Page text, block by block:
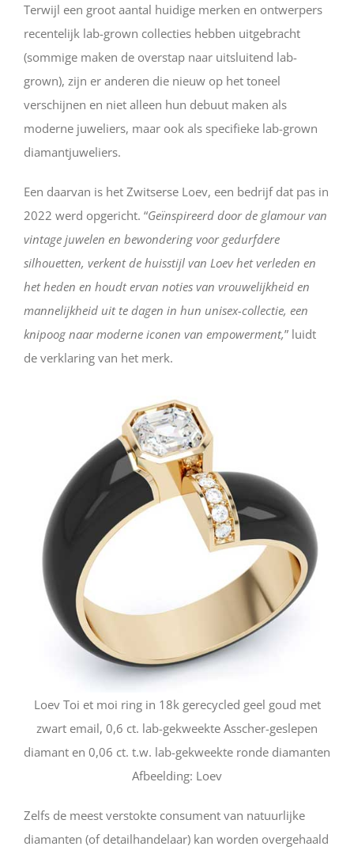
Terwijl een groot aantal huidige merken en ontwerpers
recentelijk lab-grown collecties hebben uitgebracht
(sommige maken de overstap naar uitsluitend lab-
grown), zijn er anderen die nieuw op het toneel
verschijnen en niet alleen hun debuut maken als
moderne juweliers, maar ook als specifieke lab-grown
diamantjuweliers.
Een daarvan is het Zwitserse Loev, een bedrijf dat pas in
2022 werd opgericht. “Geïnspireerd door de glamour van
vintage juwelen en bewondering voor gedurfdere
silhouetten, verkent de huisstijl van Loev het verleden en
het heden en houdt ervan noties van vrouwelijkheid en
mannelijkheid uit te dagen in hun unisex-collectie, een
knipoog naar moderne iconen van empowerment,” luidt
de verklaring van het merk.
Loev Toi et moi ring in 18k gerecycled geel goud met
zwart email, 0,6 ct. lab-gekweekte Asscher-geslepen
diamant en 0,06 ct. t.w. lab-gekweekte ronde diamanten
Afbeelding: Loev
Zelfs de meest verstokte consument van natuurlijke
diamanten (of detailhandelaar) kan worden overgehaald